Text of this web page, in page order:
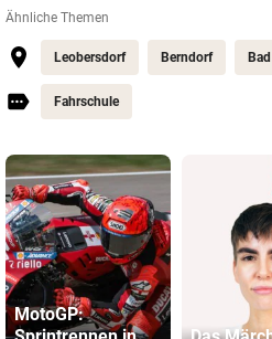
Ähnliche Themen
Leobersdorf Berndorf
Fahrschule
MotoGP: